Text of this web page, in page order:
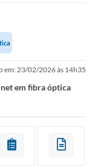
em: 23/02/2026 às 14h35
em fibra óptica